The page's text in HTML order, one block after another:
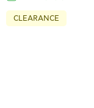
CLEARANCE